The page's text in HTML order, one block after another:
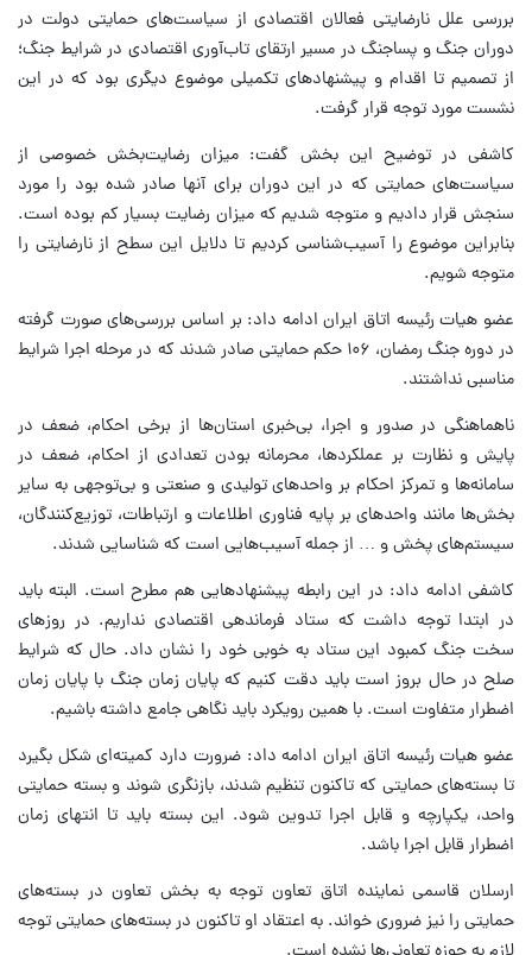
بررسی علل نارضایتی فعالان اقتصادی از سیاست‌های حمایتی دولت در
دوران جنگ و پساجنگ در مسیر ارتقای تاب‌آوری اقتصادی در شرایط جنگ؛
از تصمیم تا اقدام و پیشنهادهای تکمیلی موضوع دیگری بود که در این
نشست مورد توجه قرار گرفت.
کاشفی در توضیح این بخش گفت: میزان رضایت‌بخش خصوصی از
سیاست‌های حمایتی که در این دوران برای آنها صادر شده بود را مورد
سنجش قرار دادیم و متوجه شدیم که میزان رضایت بسیار کم بوده است.
بنابراین موضوع را آسیب‌شناسی کردیم تا دلایل این سطح از نارضایتی را
متوجه شویم.
عضو هیات رئیسه اتاق ایران ادامه داد: بر اساس بررسی‌های صورت گرفته
در دوره جنگ رمضان، ۱۰۶ حکم حمایتی صادر شدند که در مرحله اجرا شرایط
مناسبی نداشتند.
ناهماهنگی در صدور و اجرا، بی‌خبری استان‌ها از برخی احکام، ضعف در
پایش و نظارت بر عملکردها، محرمانه بودن تعدادی از احکام، ضعف در
سامانه‌ها و تمرکز احکام بر واحدهای تولیدی و صنعتی و بی‌توجهی به سایر
بخش‌ها مانند واحدهای بر پایه فناوری اطلاعات و ارتباطات، توزیع‌کنندگان،
سیستم‌های پخش و … از جمله آسیب‌هایی است که شناسایی شدند.
کاشفی ادامه داد: در این رابطه پیشنهادهایی هم مطرح است. البته باید
در ابتدا توجه داشت که ستاد فرماندهی اقتصادی نداریم. در روزهای
سخت جنگ کمبود این ستاد به خوبی خود را نشان داد. حال که شرایط
صلح در حال بروز است باید دقت کنیم که پایان زمان جنگ با پایان زمان
اضطرار متفاوت است. با همین رویکرد باید نگاهی جامع داشته باشیم.
عضو هیات رئیسه اتاق ایران ادامه داد: ضرورت دارد کمیته‌ای شکل بگیرد
تا بسته‌های حمایتی که تاکنون تنظیم شدند، بازنگری شوند و بسته حمایتی
واحد، یکپارچه و قابل اجرا تدوین شود. این بسته باید تا انتهای زمان
اضطرار قابل اجرا باشد.
ارسلان قاسمی نماینده اتاق تعاون توجه به بخش تعاون در بسته‌های
حمایتی را نیز ضروری خواند. به اعتقاد او تاکنون در بسته‌های حمایتی توجه